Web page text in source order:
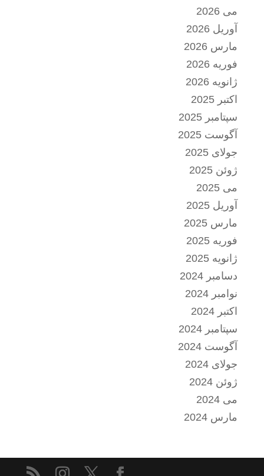
می 2026
آوریل 2026
مارس 2026
فوریه 2026
ژانویه 2026
اکتبر 2025
سپتامبر 2025
آگوست 2025
جولای 2025
ژوئن 2025
می 2025
آوریل 2025
مارس 2025
فوریه 2025
ژانویه 2025
دسامبر 2024
نوامبر 2024
اکتبر 2024
سپتامبر 2024
آگوست 2024
جولای 2024
ژوئن 2024
می 2024
مارس 2024